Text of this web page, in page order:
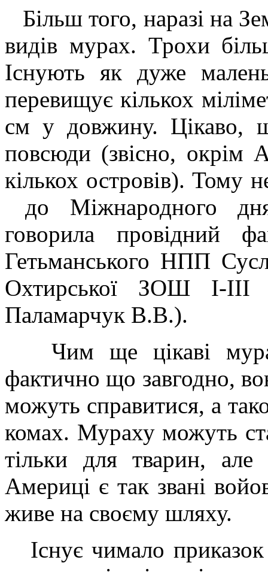
Більш того, наразі на
видів мурах. Трохи
Існують як дуже
перевищує кількох
см у довжину. Цікаво,
повсюди (звісно, окрім
кількох островів). Тому
до Міжнародного дня
говорила провідний
Гетьманського НПП
Охтирської ЗОШ І-
Паламарчук В.В.).
Чим ще цікаві
фактично що завгодно,
можуть справитися, а
комах. Мураху можуть
тільки для тварин,
Америці є так звані
живе на своєму шляху.
Існує чимало